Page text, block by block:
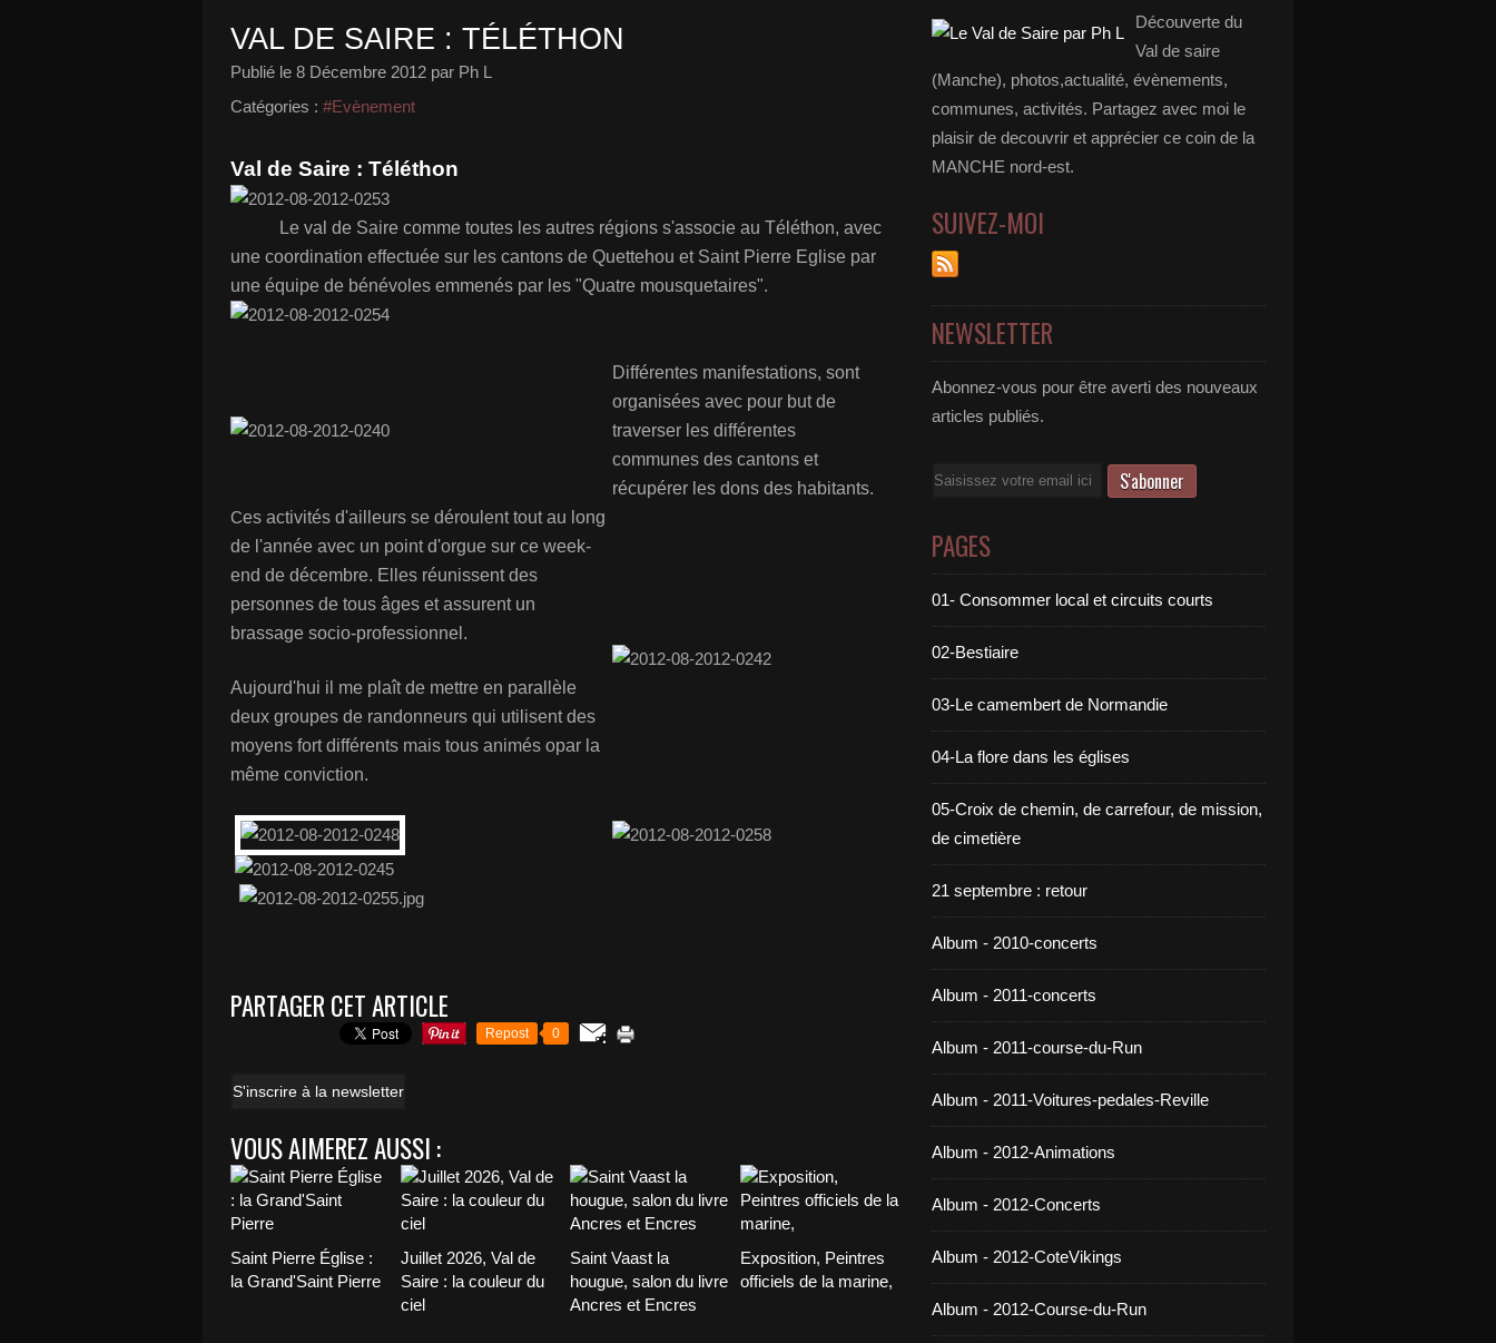
VAL DE SAIRE : TÉLÉTHON
Publié le 8 Décembre 2012 par Ph L
Catégories : #Evènement
Val de Saire : Téléthon
Le val de Saire comme toutes les autres régions s'associe au Téléthon, avec
une coordination effectuée sur les cantons de Quettehou et Saint Pierre Eglise par
une équipe de bénévoles emmenés par les "Quatre mousquetaires".
Différentes manifestations, sont
organisées avec pour but de
traverser les différentes
communes des cantons et
récupérer les dons des habitants.
Ces activités d'ailleurs se déroulent tout au long
de l'année avec un point d'orgue sur ce week-
end de décembre. Elles réunissent des
personnes de tous âges et assurent un
brassage socio-professionnel.
Aujourd'hui il me plaît de mettre en parallèle
deux groupes de randonneurs qui utilisent des
moyens fort différents mais tous animés opar la
même conviction.
PARTAGER CET ARTICLE
Repost 0
S'inscrire à la newsletter
VOUS AIMEREZ AUSSI :
Saint Pierre Église :
la Grand'Saint Pierre
Juillet 2026, Val de
Saire : la couleur du
ciel
Saint Vaast la
hougue, salon du livre
Ancres et Encres
Exposition, Peintres
officiels de la marine,
Découverte du
Val de saire
(Manche), photos,actualité, évènements,
communes, activités. Partagez avec moi le
plaisir de decouvrir et apprécier ce coin de la
MANCHE nord-est.
SUIVEZ-MOI
NEWSLETTER
Abonnez-vous pour être averti des nouveaux
articles publiés.
Email
PAGES
01- Consommer local et circuits courts
02-Bestiaire
03-Le camembert de Normandie
04-La flore dans les églises
05-Croix de chemin, de carrefour, de mission,
de cimetière
21 septembre : retour
Album - 2010-concerts
Album - 2011-concerts
Album - 2011-course-du-Run
Album - 2011-Voitures-pedales-Reville
Album - 2012-Animations
Album - 2012-Concerts
Album - 2012-CoteVikings
Album - 2012-Course-du-Run